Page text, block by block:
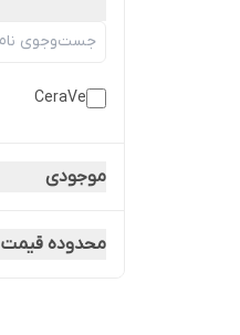
CeraVe
موجودی
محدوده قیمت